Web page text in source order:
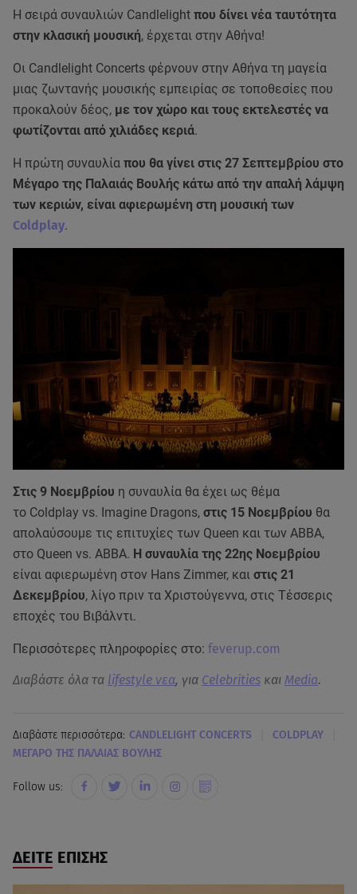
Η σειρά συναυλιών Candlelight που δίνει νέα ταυτότητα
στην κλασική μουσική, έρχεται στην Αθήνα!
Οι Candlelight Concerts φέρνουν στην Αθήνα τη μαγεία
μιας ζωντανής μουσικής εμπειρίας σε τοποθεσίες που
προκαλούν δέος, με τον χώρο και τους εκτελεστές να
φωτίζονται από χιλιάδες κεριά.
Η πρώτη συναυλία που θα γίνει στις 27 Σεπτεμβρίου στο
Μέγαρο της Παλαιάς Βουλής κάτω από την απαλή λάμψη
των κεριών, είναι αφιερωμένη στη μουσική των
Coldplay.
Στις 9 Νοεμβρίου η συναυλία θα έχει ως θέμα
το Coldplay vs. Imagine Dragons, στις 15 Νοεμβρίου θα
απολαύσουμε τις επιτυχίες των Queen και των ABBA,
στο Queen vs. ABBA. Η συναυλία της 22ης Νοεμβρίου
είναι αφιερωμένη στον Hans Zimmer, και στις 21
Δεκεμβρίου, λίγο πριν τα Χριστούγεννα, στις Τέσσερις
εποχές του Βιβάλντι.
Περισσότερες πληροφορίες στο: feverup.com
Διαβάστε όλα τα lifestyle νεα, για Celebrities και Media.
Διαβάστε περισσότερα: CANDLELIGHT CONCERTS COLDPLAY
ΜΕΓΑΡΟ ΤΗΣ ΠΑΛΑΙΑΣ ΒΟΥΛΗΣ
Follow us:
ΔΕΙΤΕ ΕΠΙΣΗΣ